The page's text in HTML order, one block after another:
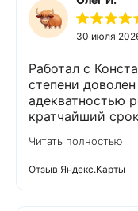
бонусом был
очень довольны
рекомендовать
обращаться в
30 июля
Работал с
степени
адекватностью
кратчайший
должном уровне.
Читать полностью
Отзыв Яндекс.Карты